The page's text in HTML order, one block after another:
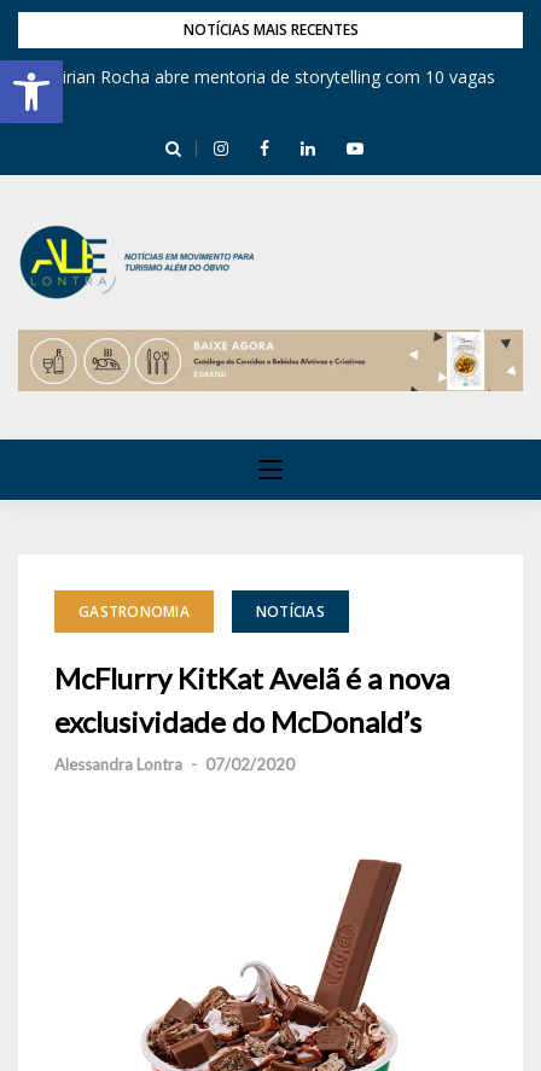
Barra de Ferramentas Aberta
NOTÍCIAS MAIS RECENTES
Mirian Rocha abre mentoria de storytelling com 10 vagas
GASTRONOMIA NOTÍCIAS
McFlurry KitKat Avelã é a nova
exclusividade do McDonald’s
Alessandra Lontra - 07/02/2020